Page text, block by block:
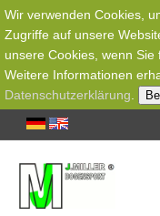
Wir verwenden Cookies,
Zugriffe auf unsere
unsere Cookies, wenn Sie
Weitere Informationen
Datenschutzerklärung